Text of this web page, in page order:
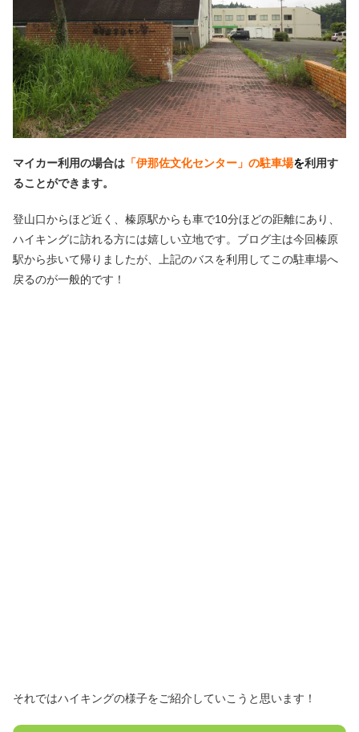
マイカー利用の場合は 「伊那佐文化センター」の駐車場を利用す
ることができます。
登山口からほど近く、榛原駅からも車で10分ほどの距離にあり、
ハイキングに訪れる方には嬉しい立地です。ブログ主は今回榛原
駅から歩いて帰りましたが、上記のバスを利用してこの駐車場へ
戻るのが一般的です！
それではハイキングの様子をご紹介していこうと思います！